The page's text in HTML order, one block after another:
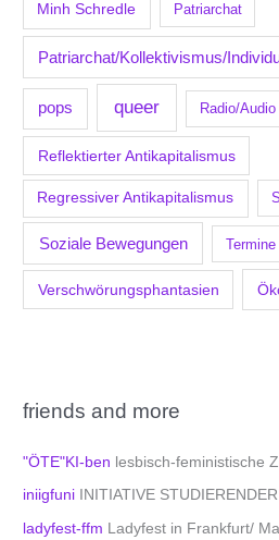
Minh Schredle Patriarchat
Patriarchat/Kollektivismus/
pops queer Radio/Audio
Reflektierter Antikapitalismus
Regressiver Antikapitalismus
Soziale Bewegungen Termine
Verschwörungsphantasien
friends and more
"ÖTE"KI-ben lesbisch-feministische
iniigfuni INITIATIVE
ladyfest-ffm Ladyfest in Frankfurt/